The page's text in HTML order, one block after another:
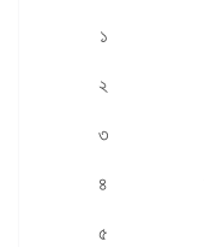
১
২
৩
৪
৫